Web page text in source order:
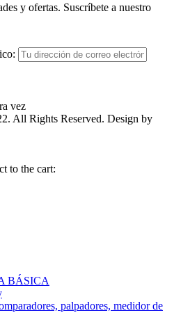
y ofertas. Suscríbete a nuestro
vez
All Rights Reserved. Design by
to the cart:
BÁSICA
palpadores, medidor de